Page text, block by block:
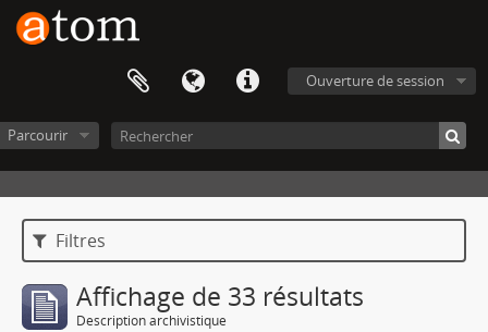
Ouverture de session
Parcourir
Filtres
Affichage de 33 résultats
Description archivistique